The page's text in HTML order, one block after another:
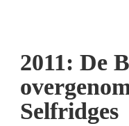
2011: De
Selfridges